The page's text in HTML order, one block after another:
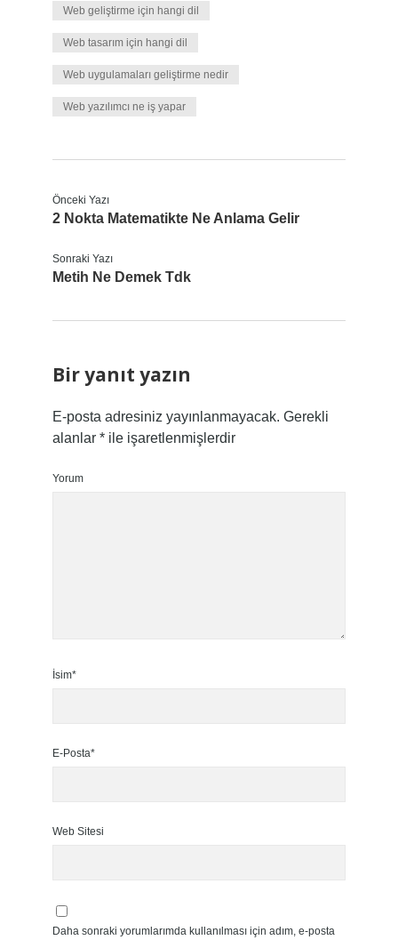
Web geliştirme için hangi dil
Web tasarım için hangi dil
Web uygulamaları geliştirme nedir
Web yazılımcı ne iş yapar
Önceki Yazı
2 Nokta Matematikte Ne Anlama Gelir
Sonraki Yazı
Metih Ne Demek Tdk
Bir yanıt yazın
E-posta adresiniz yayınlanmayacak. Gerekli
alanlar *ile işaretlenmişlerdir
Yorum
İsim*
E-Posta*
Web Sitesi
Daha sonraki yorumlarımda kullanılması için adım, e-posta